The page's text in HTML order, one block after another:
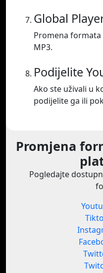
Global
Promena formata
MP3.
Podijelite
Ako ste uživali u
podijelite ga ili
Promjena
Pogledajte